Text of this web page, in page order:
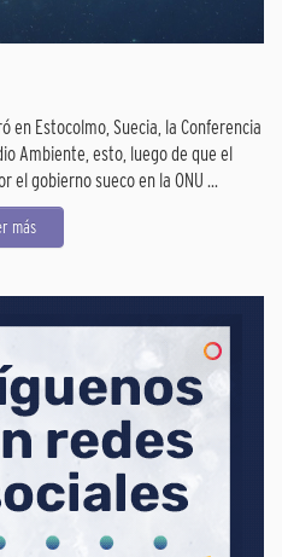
en Estocolmo, Suecia, la Conferencia
Ambiente, esto, luego de que el
el gobierno sueco en la ONU ...
más